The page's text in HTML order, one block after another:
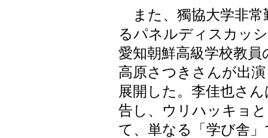
また、獨協大学非常
るパネルディスカッ
愛知朝鮮高級学校教
高原さつきさんが出
展開した。李佳也さ
告し、ウリハッキョ
て、単なる「学び舎